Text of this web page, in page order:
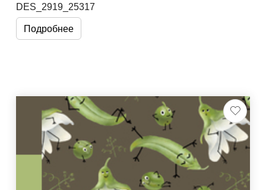
DES_2919_25317
Подробнее